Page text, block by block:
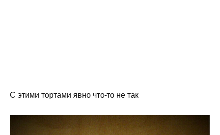
С этими тортами явно что-то не так